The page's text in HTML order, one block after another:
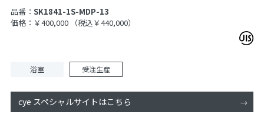
品番： SK1841-1S-MDP-13
価格：￥400,000
（税込￥440,000）
浴室 受注生産
cye スペシャルサイトはこちら